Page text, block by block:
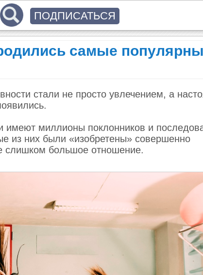
самые
стали не просто увлечением, а
миллионы поклонников и
из них были «изобретены» совершенно
слишком большое отношение.
ПОДПИСАТЬСЯ